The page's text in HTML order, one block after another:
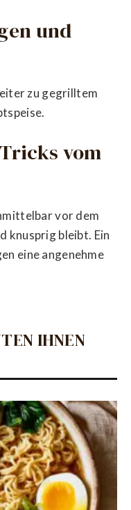
und
zu gegrilltem
vom
vor dem
knusprig bleibt. Ein
eine angenehme
IHNEN